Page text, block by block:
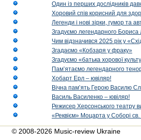
Один із перших дослідників
Хоровий спів корисний для
Легенди і нові зірки, гумор та
Згадуємо легендарного Бориса
Чим відзначився 2025 рік у
Згадаємо «Кобзаря у фраку»
Згадуємо «батька хорової
Пам’ятаємо легендарного
Хобарт Ерл – ювіляр!
Вічна пам’ять Герою Василю
Василь Василенко – ювіляр!
Режисер Херсонського театру
«Реквієм» Моцарта у Соборі
© 2008-2026 Music-review Ukraine